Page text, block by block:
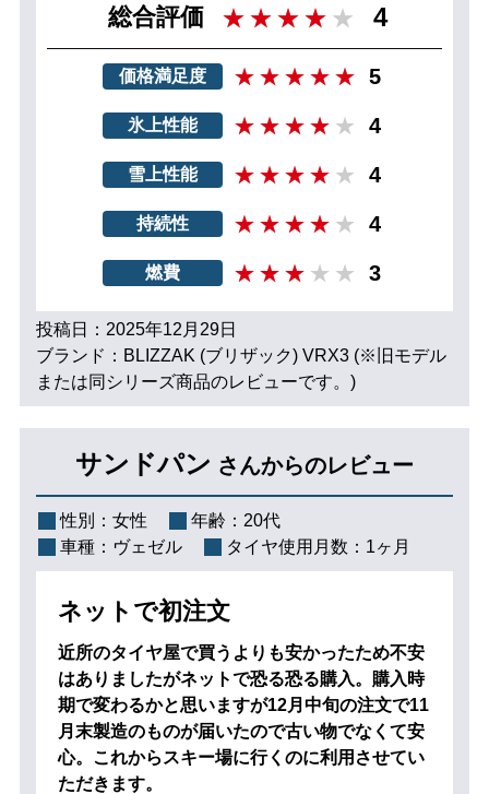
総合評価 4
価格満足度 5
氷上性能 4
雪上性能 4
持続性 4
燃費 3
投稿日：2025年12月29日
ブランド：BLIZZAK (ブリザック) VRX3 (※旧モデル
または同シリーズ商品のレビューです。)
サンドパン さんからのレビュー
性別： 女性 年齢： 20代
車種： ヴェゼル タイヤ使用月数： 1ヶ月
ネットで初注文
近所のタイヤ屋で買うよりも安かったため不安
はありましたがネットで恐る恐る購入。購入時
期で変わるかと思いますが12月中旬の注文で11
月末製造のものが届いたので古い物でなくて安
心。これからスキー場に行くのに利用させてい
ただきます。